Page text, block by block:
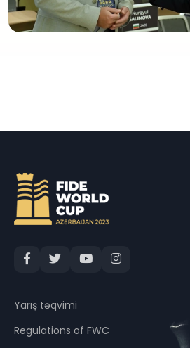
Yarış təqvimi
Regulations of FWC